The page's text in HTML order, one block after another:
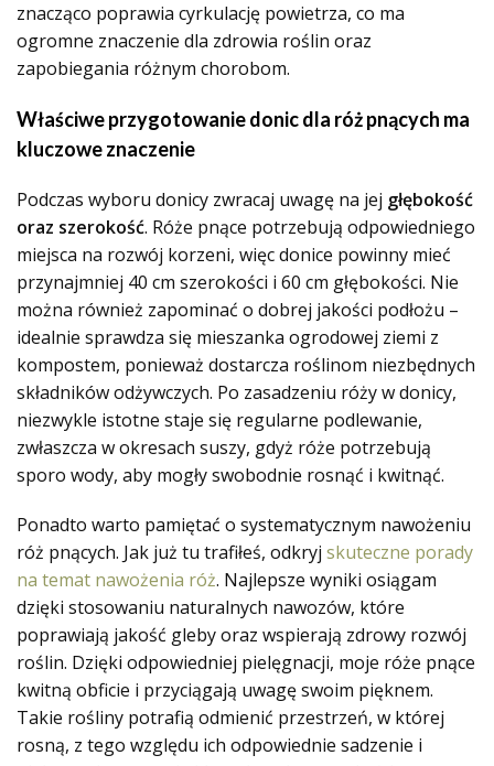
znacząco poprawia cyrkulację powietrza, co ma
ogromne znaczenie dla zdrowia roślin oraz
zapobiegania różnym chorobom.
Właściwe przygotowanie donic dla róż pnących ma
kluczowe znaczenie
Podczas wyboru donicy zwracaj uwagę na jej głębokość
oraz szerokość. Róże pnące potrzebują odpowiedniego
miejsca na rozwój korzeni, więc donice powinny mieć
przynajmniej 40 cm szerokości i 60 cm głębokości. Nie
można również zapominać o dobrej jakości podłożu –
idealnie sprawdza się mieszanka ogrodowej ziemi z
kompostem, ponieważ dostarcza roślinom niezbędnych
składników odżywczych. Po zasadzeniu róży w donicy,
niezwykle istotne staje się regularne podlewanie,
zwłaszcza w okresach suszy, gdyż róże potrzebują
sporo wody, aby mogły swobodnie rosnąć i kwitnąć.
Ponadto warto pamiętać o systematycznym nawożeniu
róż pnących. Jak już tu trafiłeś, odkryj skuteczne porady
na temat nawożenia róż. Najlepsze wyniki osiągam
dzięki stosowaniu naturalnych nawozów, które
poprawiają jakość gleby oraz wspierają zdrowy rozwój
roślin. Dzięki odpowiedniej pielęgnacji, moje róże pnące
kwitną obficie i przyciągają uwagę swoim pięknem.
Takie rośliny potrafią odmienić przestrzeń, w której
rosną, z tego względu ich odpowiednie sadzenie i